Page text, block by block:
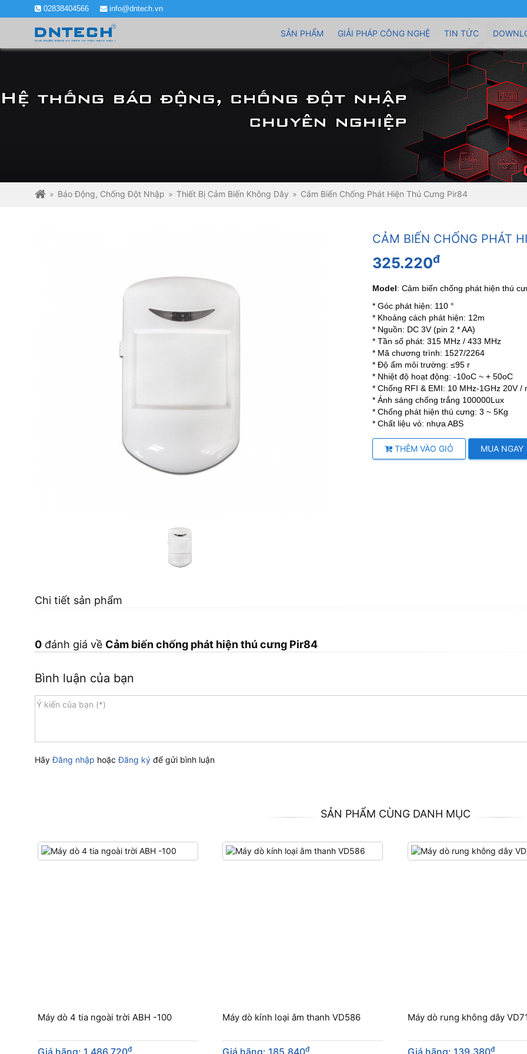
02838404566 info@dntech.vn
SẢN PHẨM GIẢI PHÁP CÔNG NGHỆ TIN TỨC
Báo Động, Chống Đột Nhập Thiết Bị Cảm Biến Không Dây Cảm Biến Chống Phát Hiện Thú Cưng Pir84
CẢM BIẾN CHỐNG PHÁT
325.220đ
Model:Cảm biến chống phát hiện thú
* Góc phát hiện: 110 °
* Khoảng cách phát hiện: 12m
* Nguồn: DC 3V (pin 2 * AA)
* Tần số phát: 315 MHz / 433 MHz
* Mã chương trình: 1527/2264
* Độ ẩm môi trường: ≤95 r
* Nhiệt độ hoạt động: -10oC ~ + 50oC
* Chống RFI & EMI: 10 MHz-1GHz 20V /
* Ánh sáng chống trắng 100000Lux
* Chống phát hiện thú cưng: 3 ~ 5Kg
* Chất liệu vỏ: nhựa ABS
THÊM VÀO GIỎ MUA NGAY
Chi tiết sản phẩm
0đánh giá về Cảm biến chống phát hiện thú cưng Pir84
Bình luận của bạn
HãyĐăng nhập hoặcĐăng ký để gửi bình luận
SẢN PHẨM CÙNG DANH MỤC
Máy dò 4 tia ngoài trời ABH -100
Giá hãng: 1.486.720đ
Máy dò kính loại âm thanh VD586
Giá hãng: 185.840đ
Máy dò rung không dây
Giá hãng: 139.380đ